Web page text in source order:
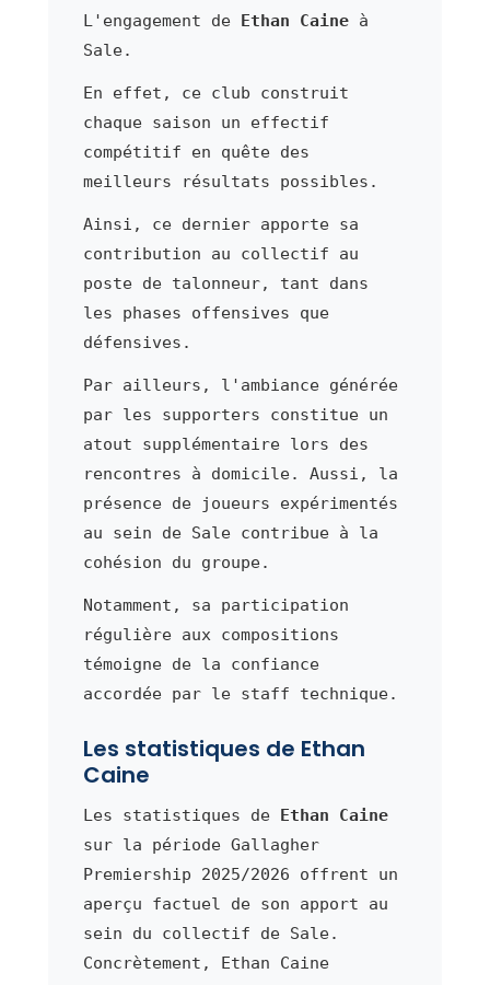
L'engagement de Ethan Caineà
Sale.
En effet, ce club construit
chaque saison un effectif
compétitif en quête des
meilleurs résultats possibles.
Ainsi, ce dernier apporte sa
contribution au collectif au
poste de talonneur, tant dans
les phases offensives que
défensives.
Par ailleurs, l'ambiance générée
par les supporters constitue un
atout supplémentaire lors des
rencontres à domicile. Aussi, la
présence de joueurs expérimentés
au sein de Sale contribue à la
cohésion du groupe.
Notamment, sa participation
régulière aux compositions
témoigne de la confiance
accordée par le staff technique.
Les statistiques de Ethan
Caine
Les statistiques de Ethan Caine
sur la période Gallagher
Premiership 2025/2026 offrent un
aperçu factuel de son apport au
sein du collectif de Sale.
Concrètement, Ethan Caine